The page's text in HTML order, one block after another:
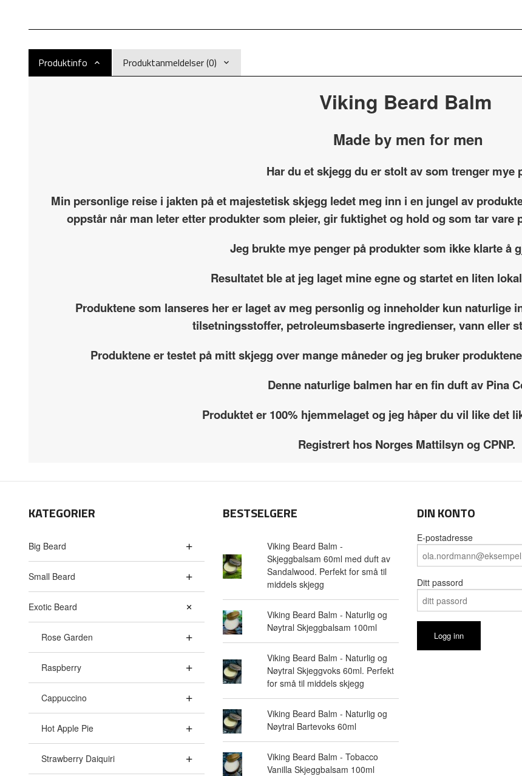
Produktinfo Produktanmeldelser (0)
Viking Beard Balm
Made by men for men
Har du et skjegg du er stolt av som trenger mye
Min personlige reise i jakten på et majestetisk skjegg ledet meg inn i en jungel av
oppstår når man leter etter produkter som pleier, gir fuktighet og hold og som tar vare
Jeg brukte mye penger på produkter som ikke klarte å
Resultatet ble at jeg laget mine egne og startet en liten
Produktene som lanseres her er laget av meg personlig og inneholder kun naturlige
tilsetningsstoffer, petroleumsbaserte ingredienser, vann eller
Produktene er testet på mitt skjegg over mange måneder og jeg bruker
Denne naturlige balmen har en fin duft av Pina
Produktet er 100% hjemmelaget og jeg håper du vil like det
Registrert hos Norges Mattilsyn og CPNP.
KATEGORIER
Big Beard
Small Beard
Exotic Beard
Rose Garden
Raspberry
Cappuccino
Hot Apple Pie
Strawberry Daiquiri
BESTSELGERE
Viking Beard Balm -
Skjeggbalsam 60ml med duft av
Sandalwood. Perfekt for små til
middels skjegg
Viking Beard Balm - Naturlig og
Nøytral Skjeggbalsam 100ml
Viking Beard Balm - Naturlig og
Nøytral Skjeggvoks 60ml. Perfekt
for små til middels skjegg
Viking Beard Balm - Naturlig og
Nøytral Bartevoks 60ml
Viking Beard Balm - Tobacco
Vanilla Skjeggbalsam 100ml
DIN KONTO
E-postadresse
Ditt passord